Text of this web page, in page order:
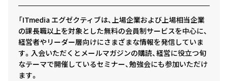
「ITmedia エグゼクティブは、上場企業および上場相当企業
の課長職以上を対象とした無料の会員制サービスを中心に、
経営者やリーダー層向けにさまざまな情報を発信していま
す。入会いただくとメールマガジンの購読、経営に役立つ旬
なテーマで開催しているセミナー、勉強会にも参加いただけ
ます。